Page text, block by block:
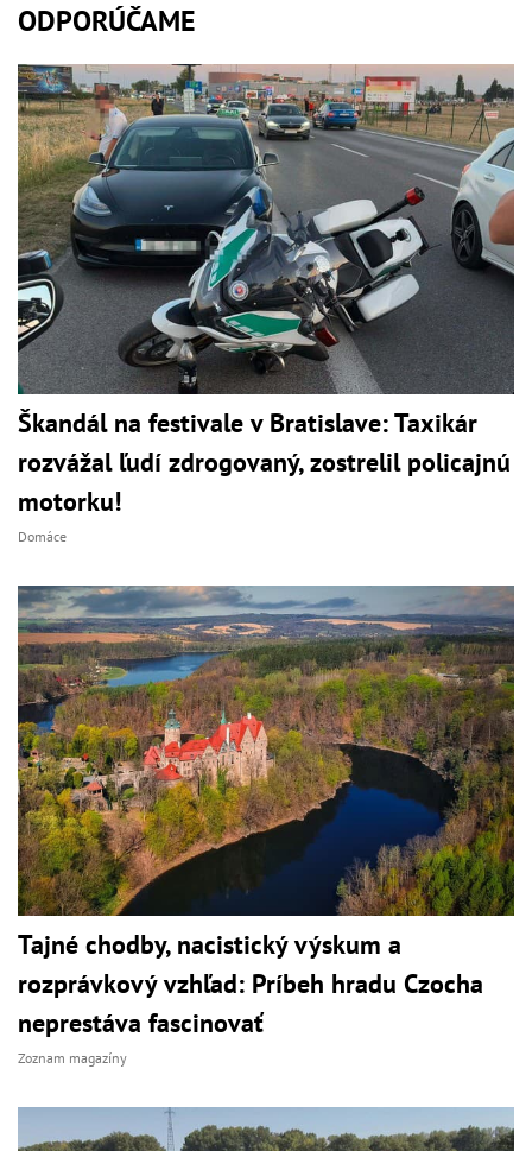
ODPORÚČAME
Škandál na festivale v Bratislave: Taxikár
rozvážal ľudí zdrogovaný, zostrelil policajnú
motorku!
Domáce
Tajné chodby, nacistický výskum a
rozprávkový vzhľad: Príbeh hradu Czocha
neprestáva fascinovať
Zoznam magazíny